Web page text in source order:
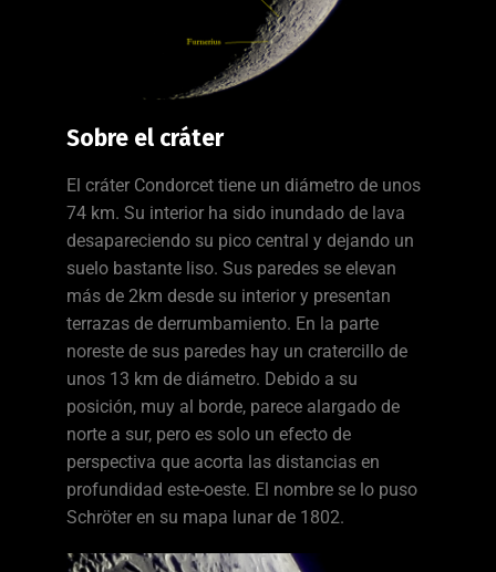
Sobre el cráter
El cráter Condorcet tiene un diámetro de unos
74 km. Su interior ha sido inundado de lava
desapareciendo su pico central y dejando un
suelo bastante liso. Sus paredes se elevan
más de 2km desde su interior y presentan
terrazas de derrumbamiento. En la parte
noreste de sus paredes hay un cratercillo de
unos 13 km de diámetro. Debido a su
posición, muy al borde, parece alargado de
norte a sur, pero es solo un efecto de
perspectiva que acorta las distancias en
profundidad este-oeste. El nombre se lo puso
Schröter en su mapa lunar de 1802.